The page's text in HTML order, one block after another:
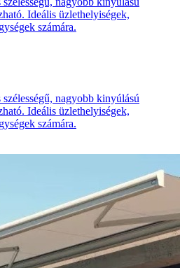
Ideális üzlethelyiségek,
számára.
nagyobb kinyúlású
Ideális üzlethelyiségek,
számára.